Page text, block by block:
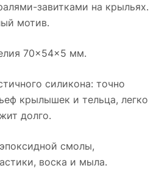
завитками на крыльях.
мотив.
70×54×5 мм.
силикона: точно
крылышек и тельца, легко
долго.
смолы,
воска и мыла.